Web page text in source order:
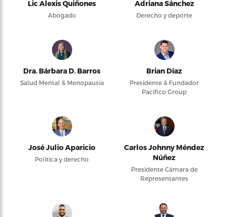
Lic Alexis Quiñones
Abogado
Adriana Sánchez
Derecho y deporte
Dra. Bárbara D. Barros
Salud Mental & Menopausia
Brian Díaz
Presidente & Fundador
Pacifico Group
José Julio Aparicio
Política y derecho
Carlos Johnny Méndez
Núñez
Presidente Cámara de
Representantes